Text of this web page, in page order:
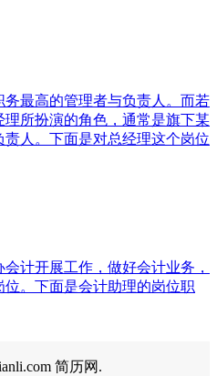
最高的管理者与负责人。而若
所扮演的角色，通常是旗下某
人。下面是对总经理这个岗位
计开展工作，做好会计业务，
。下面是会计助理的岗位职
简历网.